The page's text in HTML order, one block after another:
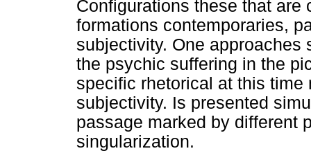
Configurations these that are
formations contemporaries,
subjectivity. One
the psychic suffering in the
specific rhetorical at this
subjectivity. Is presented
passage marked by different
singularization.